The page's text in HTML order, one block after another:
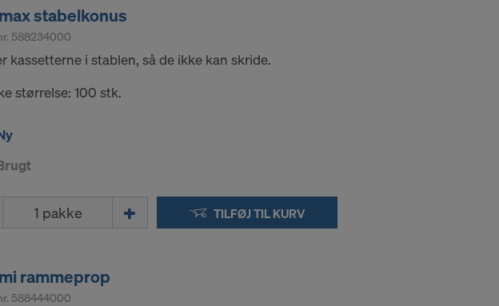
stabelkonus
588234000
kassetterne i stablen, så de ikke kan skride.
størrelse: 100 stk.
TILFØJ TIL KURV
rammeprop
588444000